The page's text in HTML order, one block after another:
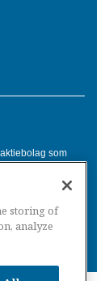
som
med bas på
storing of
analyze